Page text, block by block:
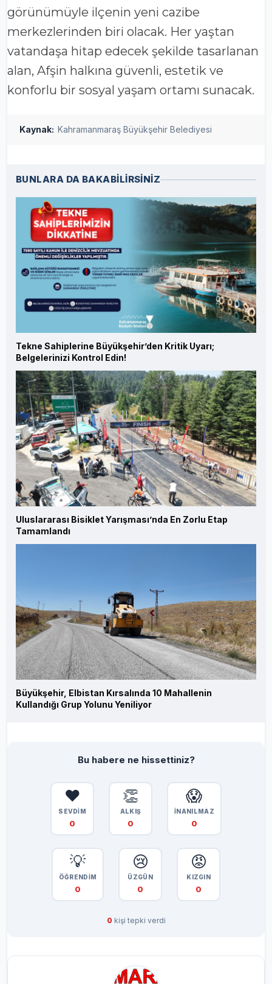
görünümüyle ilçenin yeni cazibe
merkezlerinden biri olacak. Her yaştan
vatandaşa hitap edecek şekilde tasarlanan
alan, Afşin halkına güvenli, estetik ve
konforlu bir sosyal yaşam ortamı sunacak.
Kaynak: Kahramanmaraş Büyükşehir Belediyesi
BUNLARA DA BAKABİLİRSİNİZ
Tekne Sahiplerine Büyükşehir’den Kritik Uyarı;
Belgelerinizi Kontrol Edin!
Uluslararası Bisiklet Yarışması’nda En Zorlu Etap
Tamamlandı
Büyükşehir, Elbistan Kırsalında 10 Mahallenin
Kullandığı Grup Yolunu Yeniliyor
Bu habere ne hissettiniz?
❤️
SEVDİM
0
👏
ALKIŞ
0
😱
İNANILMAZ
0
💡
ÖĞRENDİM
0
😢
ÜZGÜN
0
😡
KIZGIN
0
0 kişi tepki verdi